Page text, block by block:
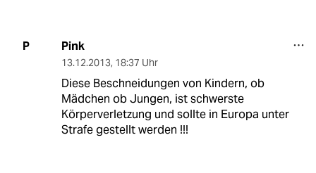
P Pink
13.12.2013, 18:37 Uhr
Diese Beschneidungen von Kindern, ob
Mädchen ob Jungen, ist schwerste
Körperverletzung und sollte in Europa unter
Strafe gestellt werden !!!